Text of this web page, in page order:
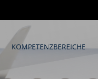
KOMPETENZBEREICHE